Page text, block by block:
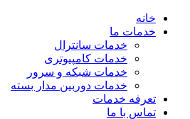
خانه
خدمات ما
خدمات سانترال
خدمات کامپیوتری
خدمات شبکه و سرور
خدمات دوربین مدار بسته
تعرفه خدمات
تماس با ما